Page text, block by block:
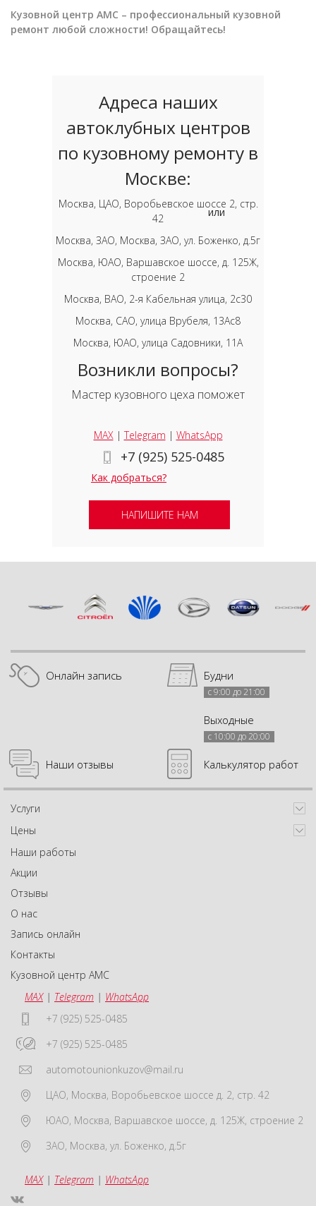
Кузовной центр АМС – профессиональный кузовной
ремонт любой сложности! Обращайтесь!
Адреса наших
автоклубных центров
по кузовному ремонту в
Москве:
Москва, ЦАО, Воробьевское шоссе 2, стр.
42
Москва, ЗАО, Москва, ЗАО, ул. Боженко, д.5г
Москва, ЮАО, Варшавское шоссе, д. 125Ж,
строение 2
Москва, ВАО, 2-я Кабельная улица, 2с30
Москва, САО, улица Врубеля, 13Ас8
Москва, ЮАО, улица Садовники, 11А
Возникли вопросы?
Мастер кузовного цеха поможет
MAX|Telegram | WhatsApp
+7 (925) 525-0485
Как добраться?
или
НАПИШИТЕ НАМ
Онлайн запись Будни
с 9:00 до 21:00
Выходные
с 10:00 до 20:00
Наши отзывы Калькулятор работ
Услуги
Цены
Наши работы
Акции
Отзывы
О нас
Запись онлайн
Контакты
Кузовной центр АМС
MAX| Telegram | WhatsApp
+7 (925) 525-0485
+7 (925) 525-0485
automotounionkuzov@mail.ru
ЦАО, Москва, Воробьевское шоссе д. 2, стр. 42
ЮАО, Москва, Варшавское шоссе, д. 125Ж, строение 2
ЗАО, Москва, ул. Боженко, д.5г
MAX| Telegram | WhatsApp